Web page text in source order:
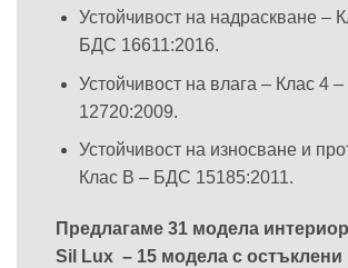
Устойчивост на надраскване –
БДС 16611:2016.
Устойчивост на влага – Клас 4
12720:2009.
Устойчивост на износване и
Клас В – БДС 15185:2011.
Предлагаме 31 модела
Sil Lux – 15 модела с остъклени